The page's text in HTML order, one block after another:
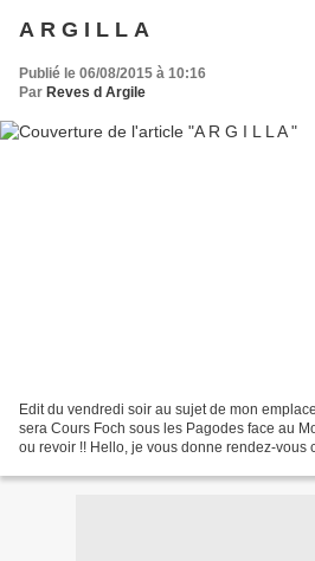
A R G I L L A
Publié le 06/08/2015 à 10:16
Par Reves d Argile
Edit du vendredi soir au sujet de mon
sera Cours Foch sous les Pagodes face au
ou revoir !! Hello, je vous donne rendez-vous